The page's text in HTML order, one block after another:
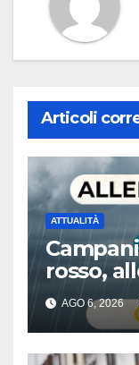
Articoli
ATTUALITÀ
rosso,
AGO 6, 2026